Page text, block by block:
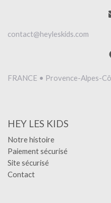
contact@heyleskids.com
FRANCE • Provence-Alpes-
HEY LES KIDS
Notre histoire
Paiement sécurisé
Site sécurisé
Contact